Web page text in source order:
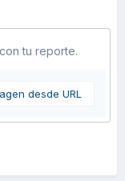
tu reporte.
desde URL